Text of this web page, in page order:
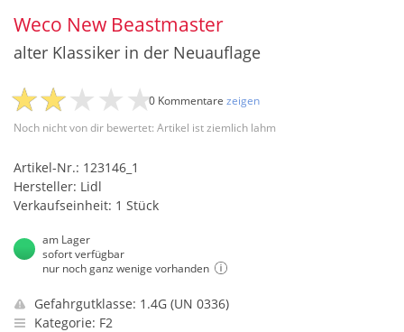
Weco New Beastmaster
alter Klassiker in der Neuauflage
Noch nicht von dir bewertet: Artikel ist ziemlich lahm
0 Kommentare zeigen
Artikel-Nr.: 123146_1
Hersteller: Lidl
Verkaufseinheit: 1 Stück
am Lager
sofort verfügbar
nur noch ganz wenige vorhanden
Gefahrgutklasse: 1.4G (UN 0336)
Kategorie: F2